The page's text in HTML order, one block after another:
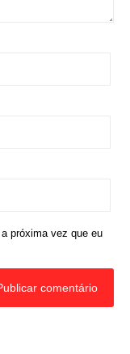
próxima vez que eu